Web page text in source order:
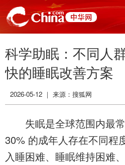
科学助眠：不同人
快的睡眠改善方案
2026-05-12 ｜ 来源：搜狐网
失眠是全球范围内最常
30% 的成年人存在不同程
入睡困难、睡眠维持困难